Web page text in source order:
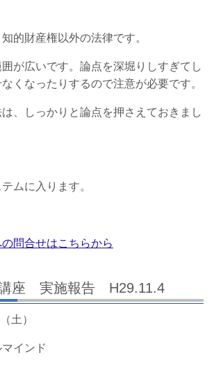
的財産権以外の法律です。
が広いです。論点を深堀りしすぎてし
くなったりするので注意が必要です。
、しっかりと論点を押さえておきまし
ムに入ります。
問合せはこちらから
座 実施報告 H29.11.4
土）
インド